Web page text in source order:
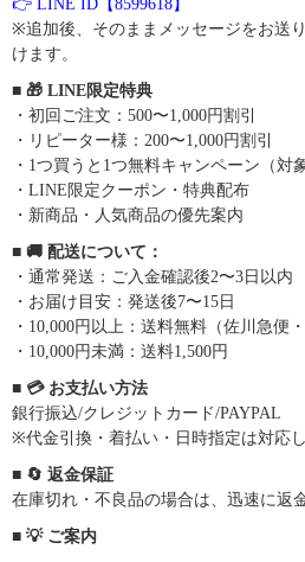
👉 LINE ID【8599618】
※追加後、そのままメッセージをお送
けます。
■ 🎁 LINE限定特典
・初回ご注文：500〜1,000円割引
・リピーター様：200〜1,000円割引
・1つ買うと1つ無料キャンペーン（対
・LINE限定クーポン・特典配布
・新商品・人気商品の優先案内
■ 🚚 配送について：
・通常発送：ご入金確認後2〜3日以内
・お届け目安：発送後7〜15日
・10,000円以上：送料無料（佐川急便
・10,000円未満：送料1,500円
■ 💳 お支払い方法
銀行振込/クレジットカード/PAYPAL
※代金引換・着払い・日時指定は対応し
■ 🔄 返金保証
在庫切れ・不良品の場合は、迅速に返
■ 💡 ご案内